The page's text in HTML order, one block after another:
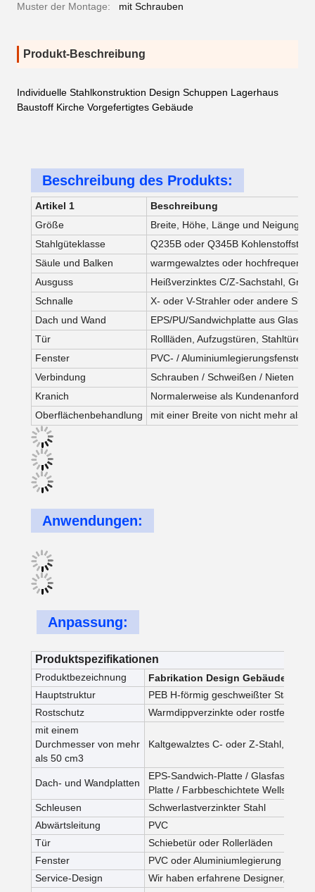
Muster der Montage: mit Schrauben
Produkt-Beschreibung
Individuelle Stahlkonstruktion Design Schuppen Lagerhaus
Baustoff Kirche Vorgefertigtes Gebäude
Beschreibung des Produkts:
Artikel 1
Beschreibung
Größe
Breite, Höhe, Länge und Neigung
Stahlgüteklasse
Q235B oder Q345B
Säule und Balken
warmgewalztes oder
Ausguss
Heißverzinktes C/Z-Sachstahl,
Schnalle
X- oder V-Strahler oder andere
Dach und Wand
EPS/PU/Sandwichplatte aus
Tür
Rollläden, Aufzugstüren,
Fenster
PVC- / Aluminiumlegierungsfenster
Verbindung
Schrauben / Schweißen / Nieten
Kranich
Normalerweise als
Oberflächenbehandlung
mit einer Breite von nicht mehr als
Anwendungen:
Anpassung:
Produktspezifikationen
Produktbezeichnung
Fabrikation Design Gebäude
Hauptstruktur
PEB H-förmig geschweißter Stahl
Rostschutz
Warmdippverzinkte oder rostfeste
mit einem
Durchmesser von mehr
als 50 cm3
Kaltgewalztes C- oder Z-Stahl, Q355
Dach- und Wandplatten
EPS-Sandwich-Platte / Glasfaser-
Platte / Farbbeschichtete
Schleusen
Schwerlastverzinkter Stahl
Abwärtsleitung
PVC
Tür
Schiebetür oder Rollerläden
Fenster
PVC oder Aluminiumlegierung
Service-Design
Wir haben erfahrene Designer, um